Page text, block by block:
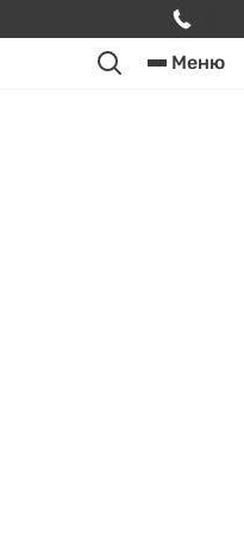
Меню